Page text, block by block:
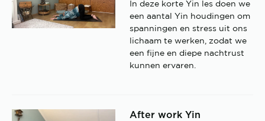
In deze korte Yin les doen we
een aantal Yin houdingen om
spanningen en stress uit ons
lichaam te werken, zodat we
een fijne en diepe nachtrust
kunnen ervaren.
After work Yin